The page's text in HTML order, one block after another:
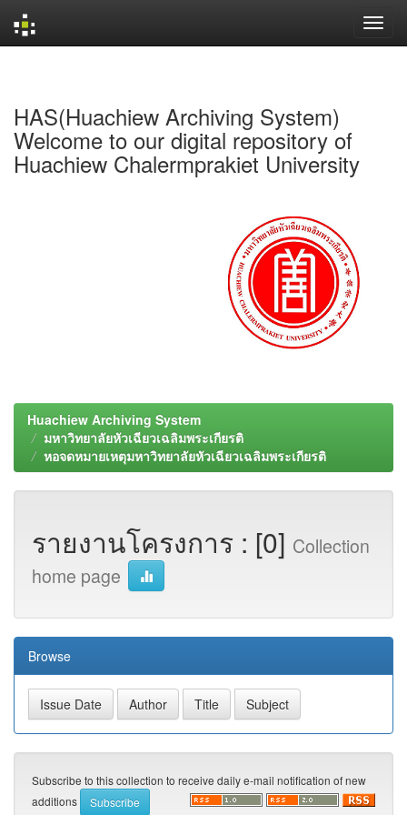
HAS(Huachiew Archiving System)
Welcome to our digital repository of
Huachiew Chalermprakiet University
Huachiew Archiving System
มหาวิทยาลัยหัวเฉียวเฉลิมพระเกียรติ
หอจดหมายเหตุมหาวิทยาลัยหัวเฉียวเฉลิมพระเกียรติ
รายงานโครงการ : [0] Collection
home page
Browse
Subscribe to this collection to receive daily e-mail notification of new
additions